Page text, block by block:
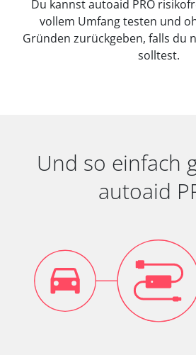
Du kannst autoaid PRO
vollem Umfang testen und
Gründen zurückgeben, falls du
solltest.
Und so einfach
autoaid